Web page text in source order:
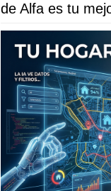
de Alfa es tu